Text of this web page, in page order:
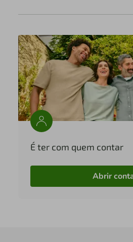
É ter com quem contar
Abrir